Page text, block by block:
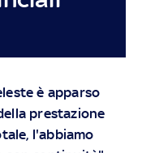
è apparso
prestazione
l'abbiamo